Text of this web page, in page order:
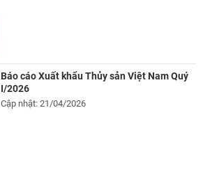
Báo cáo Xuất khẩu Thủy sản Việt Nam Quý
I/2026
Cập nhật: 21/04/2026